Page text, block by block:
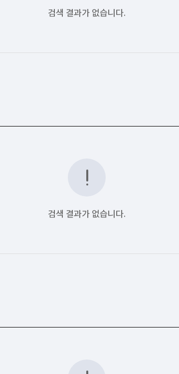
검색 결과가 없습니다.
검색 결과가 없습니다.